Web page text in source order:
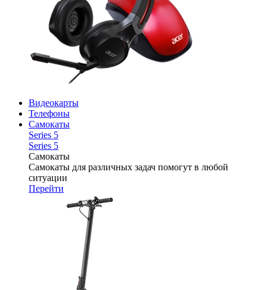
Видеокарты
Телефоны
Самокаты
Series 5
Series 5
Самокаты
Самокаты для различных задач помогут в любой
ситуации
Перейти